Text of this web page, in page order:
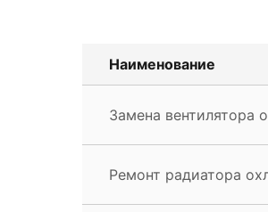
Наименование
Замена вентилятора
Ремонт радиатора